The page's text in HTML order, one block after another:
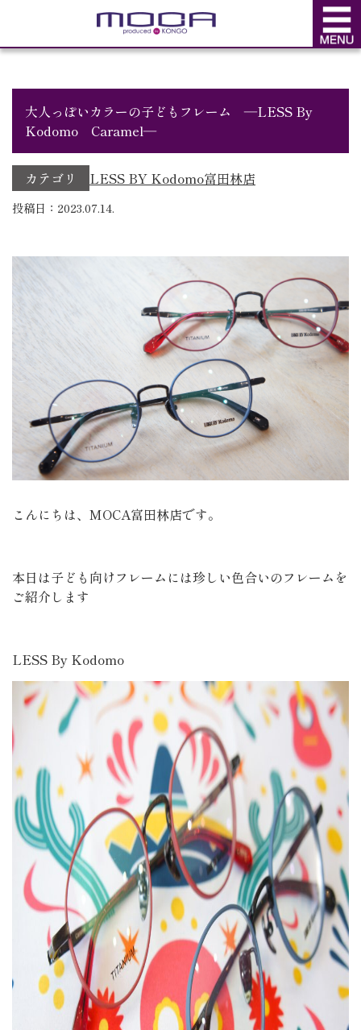
BLOG
大人っぽいカラーの子どもフレーム ―LESS By
Kodomo Caramel―
カテゴリ LESS BY Kodomo富田林店
投稿日：2023.07.14.
こんにちは、MOCA富田林店です。
本日は子ども向けフレームには珍しい色合いのフレームを
ご紹介します
LESS By Kodomo